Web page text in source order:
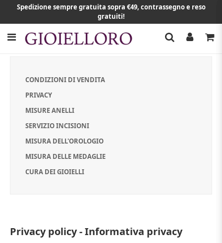
Spedizione sempre gratuita sopra €49, contrassegno e reso
gratuiti!
CONDIZIONI DI VENDITA
PRIVACY
MISURE ANELLI
SERVIZIO INCISIONI
MISURA DELL'OROLOGIO
MISURA DELLE MEDAGLIE
CURA DEI GIOIELLI
Privacy policy - Informativa privacy